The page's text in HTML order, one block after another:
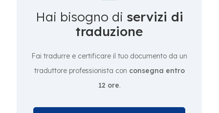
Hai bisogno di servizi di
traduzione
Fai tradurre e certificare il tuo documento da un
traduttore professionista con consegna entro
12 ore.